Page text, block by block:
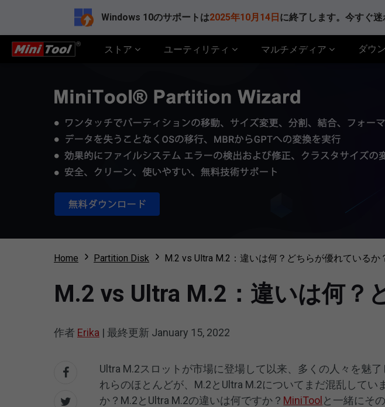
Windows 10のサポートは2025年10月14日 に終了します。今すぐ
ストア ユーティリティ マルチメディア ダウ
Home Partition Disk M.2 vs Ultra M.2：違いは何？どちらが優れているか
M.2 vs Ultra M.2：違いは何？
作者 Erika | 最終更新 January 15, 2022
Ultra M.2スロットが市場に登場して以来、多くの人々を魅
れらのほとんどが、M.2とUltra M.2についてまだ混乱してい
か？M.2とUltra M.2の違いは何ですか？ MiniTool と一緒にそ